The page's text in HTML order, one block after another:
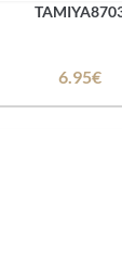
6.95€